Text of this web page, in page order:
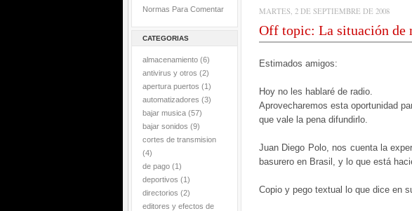
Normas Para Comentar
CATEGORIAS
almacenamiento (6)
antivirus y otros (2)
apertura puertos (1)
automatizadores (3)
bajar musica (57)
bajar sonidos (9)
cortes de transmision
(4)
de pago (1)
deportivos (1)
directorios (2)
editores y efectos de
MARTES, 2 DE SEPTIEMBRE DE 2008
Off topic: La situación de
Estimados amigos:
Hoy no les hablaré de radio.
Aprovecharemos esta oportunidad
que vale la pena difundirlo.
Juan Diego Polo, nos cuenta la
basurero en Brasil, y lo que está
Copio y pego textual lo que dice en